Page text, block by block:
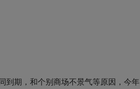
到期，和个别商场不景气等原因，今年